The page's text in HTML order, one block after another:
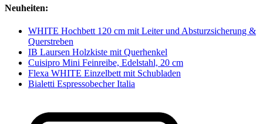
Neuheiten:
WHITE Hochbett 120 cm mit Leiter und Absturzsicherung &
Querstreben
IB Laursen Holzkiste mit Querhenkel
Cuisipro Mini Feinreibe, Edelstahl, 20 cm
Flexa WHITE Einzelbett mit Schubladen
Bialetti Espressobecher Italia